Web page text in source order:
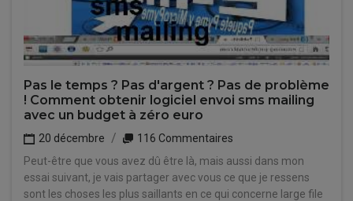
Pas le temps ? Pas d'argent ? Pas de problème
! Comment obtenir logiciel envoi sms mailing
avec un budget à zéro euro
20 décembre
116 Commentaires
Peut-être que vous avez dû être là, mais aussi dans mon
essai suivant, je vais partager avec vous ce que je ressens
sont les choses les plus saillants en ce qui concerne large file